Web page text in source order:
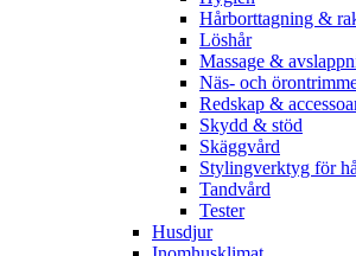
Hårborttagning &
Löshår
Massage &
Näs- och
Redskap &
Skydd & stöd
Skäggvård
Stylingverktyg för
Tandvård
Tester
Husdjur